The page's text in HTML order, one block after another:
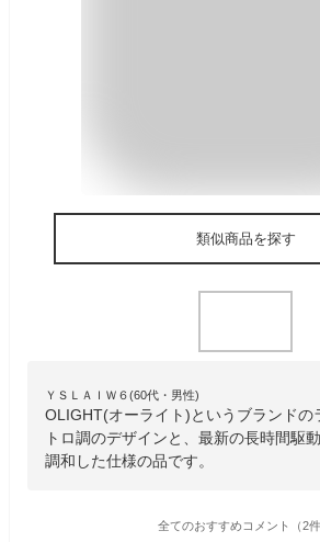
類似商品を探す
ＹＳＬＡＩＷ６(60代・男性)
OLIGHT(オーライト)というブランドの
トロ調のデザインと、最新の長時間駆
調和した仕様の品です。
全てのおすすめコメント（2件